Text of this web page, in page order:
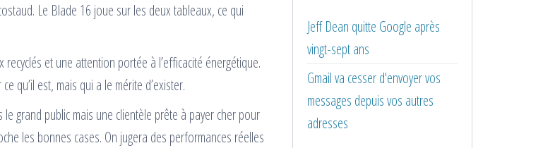
Le Blade 16 joue sur les deux tableaux, ce qui
et une attention portée à l’efficacité énergétique.
qu’il est, mais qui a le mérite d’exister.
grand public mais une clientèle prête à payer cher pour
les bonnes cases. On jugera des performances réelles
Jeff Dean quitte Google après
vingt-sept ans
Gmail va cesser d'envoyer vos
messages depuis vos autres
adresses